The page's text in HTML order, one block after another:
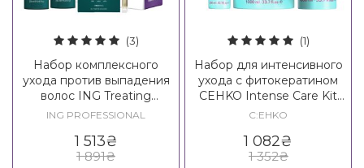
(3)
Набор комплексного
ухода против выпадения
волос ING Treating
Vitalizing Kit
ING PROFESSIONAL
1 513₴
1 891₴
(1)
Набор для интенсивного
ухода с фитокератином
CEHKO Intense Care Kit
(BIG)
C:EHKO
1 082₴
1 352₴